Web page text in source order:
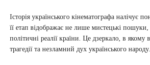
Історія українського кінематографа налічує
її етап відображає не лише мистецькі
політичні реалії країни. Це дзеркало, в якому
трагедії та незламний дух українського народу.